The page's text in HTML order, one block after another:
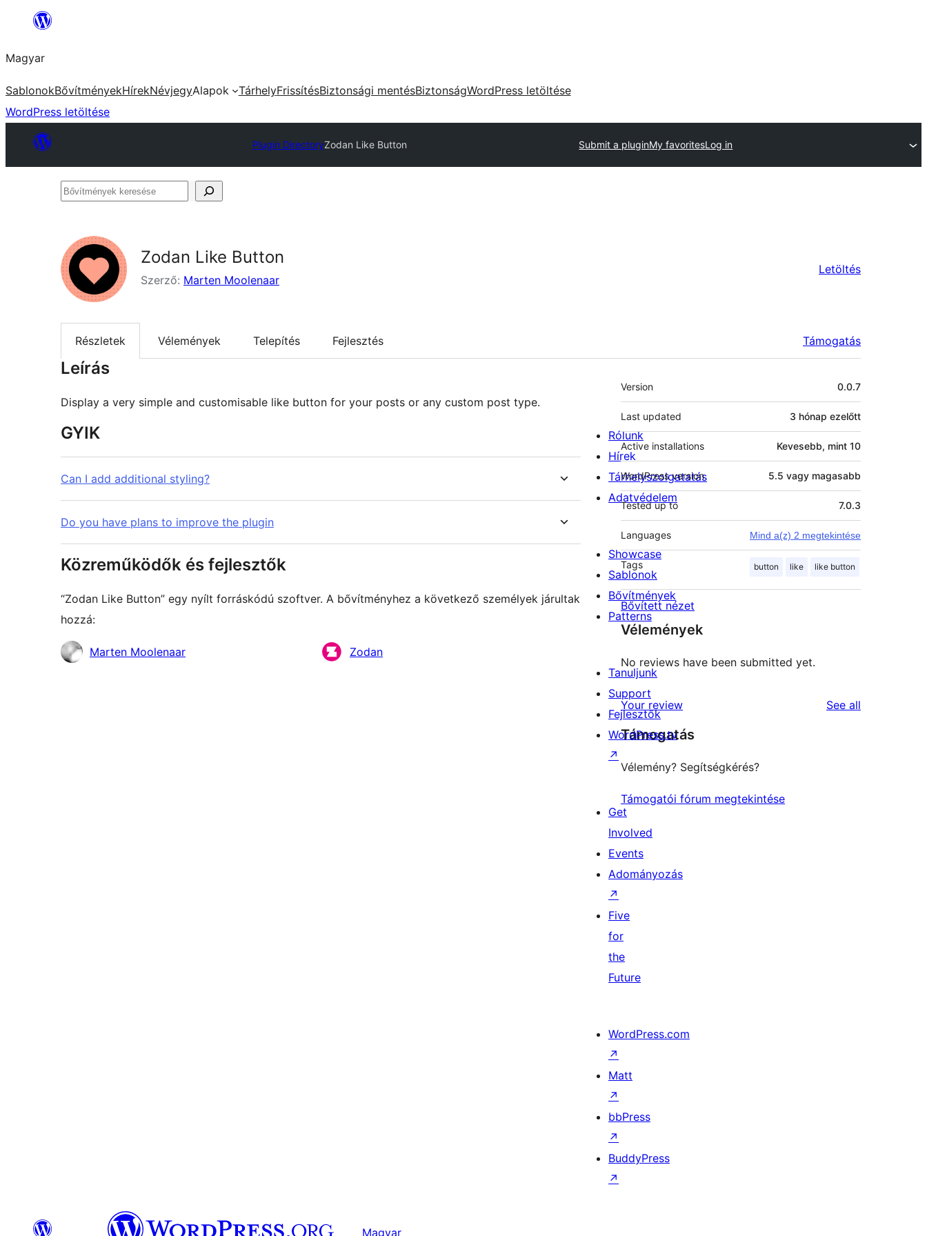
Ugrás
tartalomhoz
Magyar
SablonokBővítményekHírekNévjegyAlapok TárhelyFrissítésBiztonsági mentésBiztonságWordPress letöltése
WordPress letöltése
Plugin DirectoryZodan Like Button Submit a pluginMy favoritesLog in
Bővítmények
Zodan Like Button
Szerző: Marten Moolenaar
Letöltés
Részletek Vélemények Telepítés Fejlesztés Támogatás
Leírás
Display a very simple and customisable like button for your posts or any custom post type.
GYIK
Can I add additional styling?
Do you have plans to improve the plugin
Közreműködők és fejlesztők
“Zodan Like Button” egy nyílt forráskódú szoftver. A bővítményhez a következő személyek járultak
hozzá:
Közreműködők
Marten Moolenaar Zodan
Meta
Version 0.0.7
Last updated 3 hónap ezelőtt
Active installations Kevesebb, mint 10
WordPress version 5.5 vagy magasabb
Tested up to 7.0.3
Languages Mind a(z) 2 megtekintése
Tags button like like button
Bővített nézet
Vélemények
No reviews have been submitted yet.
Your review See all
Támogatás
Vélemény? Segítségkérés?
Támogatói fórum megtekintése
Rólunk
Hírek
Tárhelyszolgatatás
Adatvédelem
Showcase
Sablonok
Bővítmények
Patterns
Tanuljunk
Support
Fejlesztők
WordPress.tv
↗
Get
Involved
Events
Adományozás
↗
Five
for
the
Future
WordPress.com
↗
Matt
↗
bbPress
↗
BuddyPress
↗
Magyar